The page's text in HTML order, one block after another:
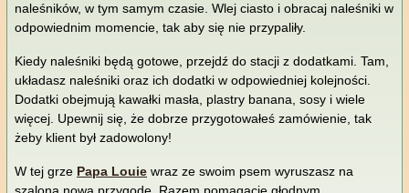
naleśników, w tym samym czasie. Wlej ciasto i obracaj naleśniki w
odpowiednim momencie, tak aby się nie przypaliły.
Kiedy naleśniki będą gotowe, przejdź do stacji z dodatkami. Tam,
układasz naleśniki oraz ich dodatki w odpowiedniej kolejności.
Dodatki obejmują kawałki masła, plastry banana, sosy i wiele
więcej. Upewnij się, że dobrze przygotowałeś zamówienie, tak
żeby klient był zadowolony!
W tej grze Papa Louie wraz ze swoim psem wyruszasz na